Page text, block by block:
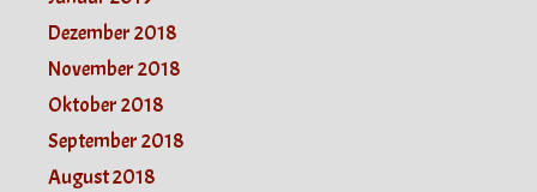
Dezember 2018
November 2018
Oktober 2018
September 2018
August 2018